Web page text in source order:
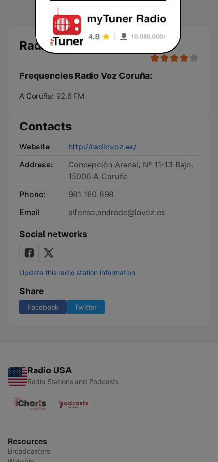
Radio Voz Coruña
Frequencies Radio Voz Coruña:
A Coruña: 92.6 FM
Contacts
Website
http://radiovoz.es/
Address:
Concepción Arenal, Nº 11-13 Bajo.
15006 A Coruña
Phone:
981 180 898
Email
alfonso.andrade@lavoz.es
Social networks
Update this radio station information
Share
Facebook Twitter
Radio USA
Radio Stations and Podcasts
Resources
Broadcasters